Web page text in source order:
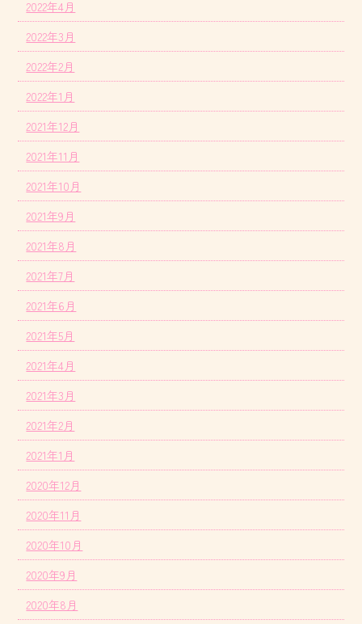
2022年4月
2022年3月
2022年2月
2022年1月
2021年12月
2021年11月
2021年10月
2021年9月
2021年8月
2021年7月
2021年6月
2021年5月
2021年4月
2021年3月
2021年2月
2021年1月
2020年12月
2020年11月
2020年10月
2020年9月
2020年8月